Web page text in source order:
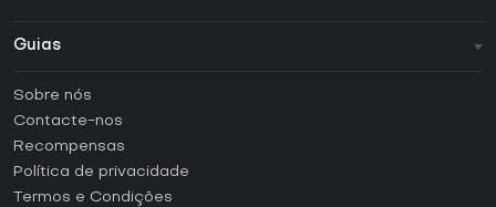
Guias
Como ativar uma CD Key Steam?
Como ativar uma CD Key Epic Games?
Como ativar uma CD Key GOG?
Sobre nós
Contacte-nos
Recompensas
Política de privacidade
Termos e Condições